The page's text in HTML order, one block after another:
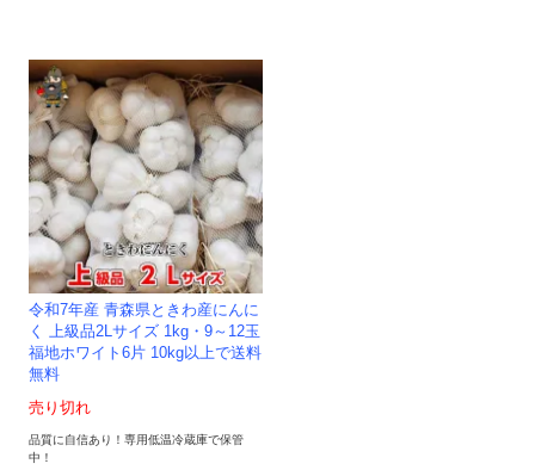
令和7年産 青森県ときわ産にんに
く 上級品2Lサイズ 1kg・9～12玉
福地ホワイト6片 10kg以上で送料
無料
売り切れ
品質に自信あり！専用低温冷蔵庫で保管
中！